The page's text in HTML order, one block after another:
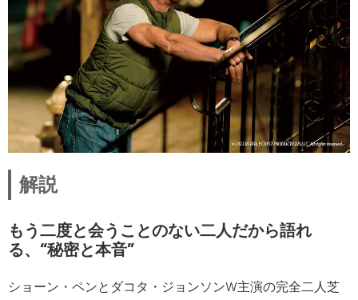
解説
もう二度と会うことのない二人だから語れ
る、“秘密と本音”
ショーン・ペンとダコタ・ジョンソンW主演の完全二人芝